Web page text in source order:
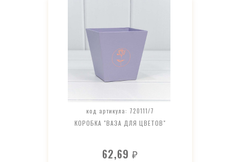
код артикула: 720111/7
КОРОБКА "ВАЗА ДЛЯ ЦВЕТОВ"
62,69₽